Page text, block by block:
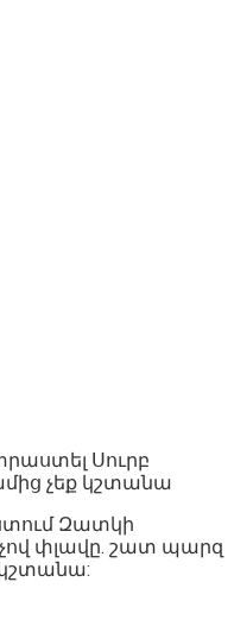
Սուրբ
չեք կշտանա
Զատկի
փլավը. շատ պարզ